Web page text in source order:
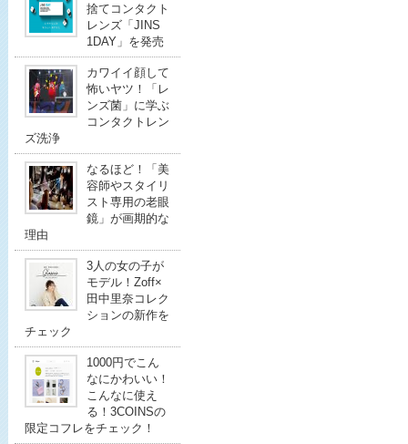
捨てコンタクト
レンズ「JINS
1DAY」を発売
カワイイ顔して
怖いヤツ！「レ
ンズ菌」に学ぶ
コンタクトレン
ズ洗浄
なるほど！「美
容師やスタイリ
スト専用の老眼
鏡」が画期的な
理由
3人の女の子が
モデル！Zoff×
田中里奈コレク
ションの新作を
チェック
1000円でこん
なにかわいい！
こんなに使え
る！3COINSの
限定コフレをチェック！